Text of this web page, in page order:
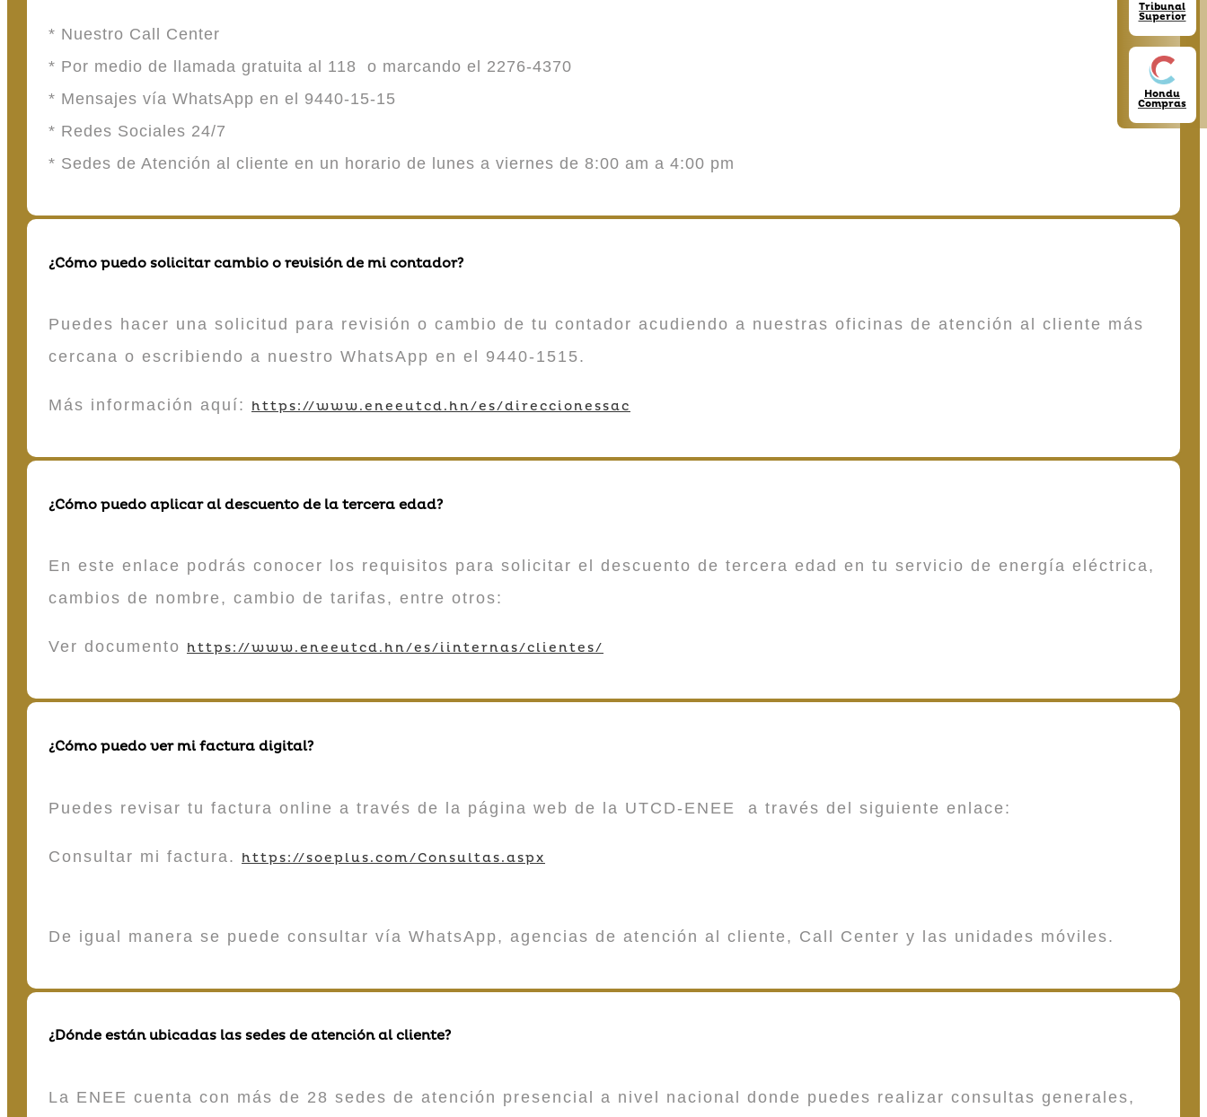
Tribunal
Superior
Hondu
Compras
* Nuestro Call Center
* Por medio de llamada gratuita al 118 o marcando el 2276-4370
* Mensajes vía WhatsApp en el 9440-15-15
* Redes Sociales 24/7
* Sedes de Atención al cliente en un horario de lunes a viernes de 8:00 am a 4:00 pm
¿Cómo puedo solicitar cambio o revisión de mi contador?
Puedes hacer una solicitud para revisión o cambio de tu contador acudiendo a nuestras oficinas de atención al cliente más
cercana o escribiendo a nuestro WhatsApp en el 9440-1515.
Más información aquí: https://www.eneeutcd.hn/es/direccionessac
¿Cómo puedo aplicar al descuento de la tercera edad?
En este enlace podrás conocer los requisitos para solicitar el descuento de tercera edad en tu servicio de energía eléctrica,
cambios de nombre, cambio de tarifas, entre otros:
Ver documento https://www.eneeutcd.hn/es/iinternas/clientes/
¿Cómo puedo ver mi factura digital?
Puedes revisar tu factura online a través de la página web de la UTCD-ENEE a través del siguiente enlace:
Consultar mi factura. https://soeplus.com/Consultas.aspx
De igual manera se puede consultar vía WhatsApp, agencias de atención al cliente, Call Center y las unidades móviles.
¿Dónde están ubicadas las sedes de atención al cliente?
La ENEE cuenta con más de 28 sedes de atención presencial a nivel nacional donde puedes realizar consultas generales,